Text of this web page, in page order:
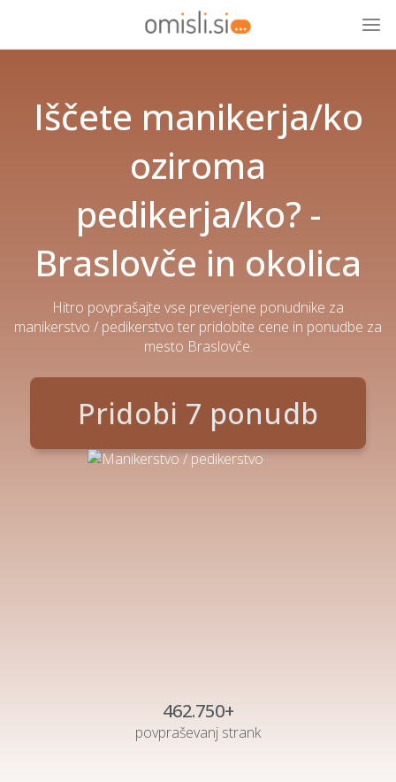
Iščete manikerja/ko
oziroma
pedikerja/ko? -
Braslovče in okolica
Hitro povprašajte vse preverjene ponudnike za
manikerstvo / pedikerstvo ter pridobite cene in ponudbe za
mesto Braslovče.
Pridobi 7 ponudb
462.750+
povpraševanj strank